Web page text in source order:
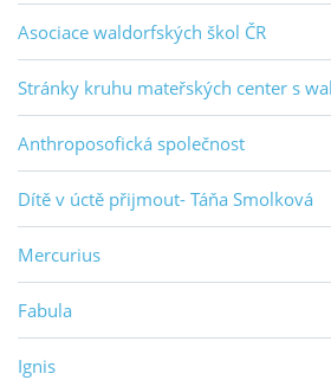
Asociace waldorfských škol ČR
Stránky kruhu mateřských center s
Anthroposofická společnost
Dítě v úctě přijmout- Táňa Smolková
Mercurius
Fabula
Ignis